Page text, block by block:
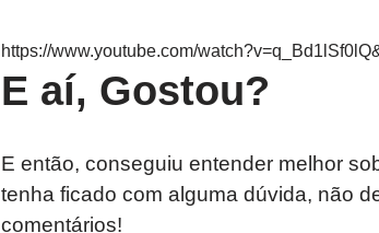
https://www.youtube.com/
E aí, Gostou?
E então, conseguiu entender melhor
tenha ficado com alguma dúvida, não
comentários!